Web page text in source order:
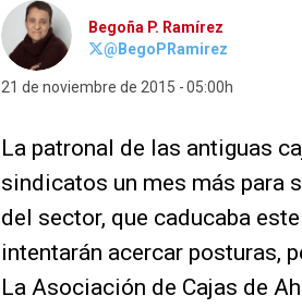
Begoña P. Ramírez
@BegoPRamirez
21 de noviembre de 2015 05:00h
La patronal de las antiguas
sindicatos un mes más para
del sector, que caducaba
intentarán acercar posturas,
La Asociación de Cajas de